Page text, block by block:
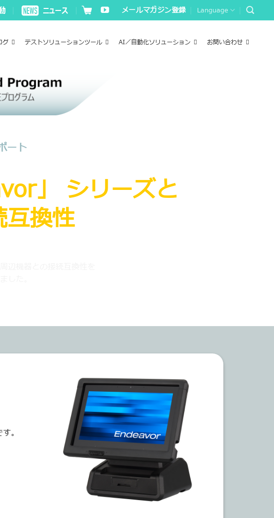
メールマガジン登録 Language
グ テストソリューションツール AI／自動化ソリューション お問い合わせ
ート
」 シリーズと
互換性
。